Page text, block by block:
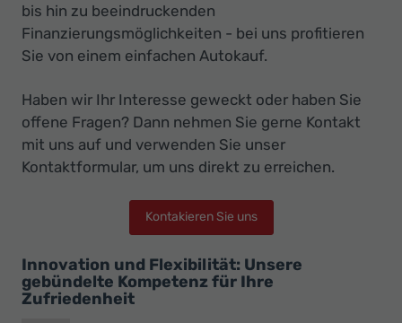
bis hin zu beeindruckenden
Finanzierungsmöglichkeiten - bei uns profitieren
Sie von einem einfachen Autokauf.
Haben wir Ihr Interesse geweckt oder haben Sie
offene Fragen? Dann nehmen Sie gerne Kontakt
mit uns auf und verwenden Sie unser
Kontaktformular, um uns direkt zu erreichen.
Kontakieren Sie uns
Innovation und Flexibilität: Unsere
gebündelte Kompetenz für Ihre
Zufriedenheit